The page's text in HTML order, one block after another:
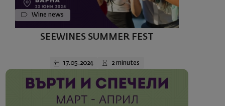
Wine news
SEEWINES SUMMER FEST
17.05.2024 2 minutes